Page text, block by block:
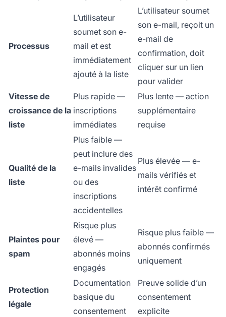
Processus
L’utilisateur
soumet son e-
mail et est
immédiatement
ajouté à la liste
L’utilisateur soumet
son e-mail, reçoit un
e-mail de
confirmation, doit
cliquer sur un lien
pour valider
Vitesse de
croissance de la
liste
Plus rapide —
inscriptions
immédiates
Plus lente — action
supplémentaire
requise
Qualité de la
liste
Plus faible —
peut inclure des
e-mails invalides
ou des
inscriptions
accidentelles
Plus élevée — e-
mails vérifiés et
intérêt confirmé
Plaintes pour
spam
Risque plus
élevé —
abonnés moins
engagés
Risque plus faible —
abonnés confirmés
uniquement
Protection
légale
Documentation
basique du
consentement
Preuve solide d’un
consentement
explicite